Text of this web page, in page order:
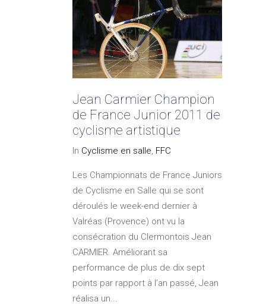
Jean Carmier Champion
de France Junior 2011 de
cyclisme artistique
In Cyclisme en salle, FFC
Les Championnats de France Juniors
de Cyclisme en Salle qui se sont
déroulés le week-end dernier à
Valréas (Provence) ont vu la
consécration du Clermontois Jean
CARMIER. Améliorant sa
performance de plus de dix sept
points par rapport à l’an passé, Jean
réalisa un...